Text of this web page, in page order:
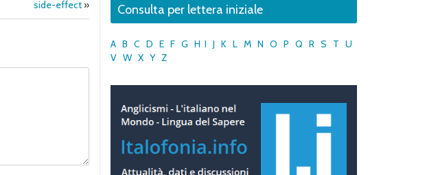
side-effect» Consulta per lettera iniziale
A B C D E F G H I J K L M N O P Q R S T U
V W X Y Z